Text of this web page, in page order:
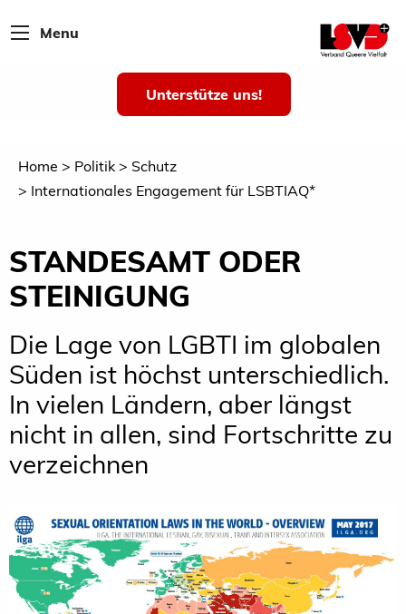
Menu
Unterstütze uns!
Home Politik
Schutz
Internationales Engagement für LSBTIAQ*
STANDESAMT ODER
STEINIGUNG
Die Lage von LGBTI im globalen
Süden ist höchst unterschiedlich.
In vielen Ländern, aber längst
nicht in allen, sind Fortschritte zu
verzeichnen